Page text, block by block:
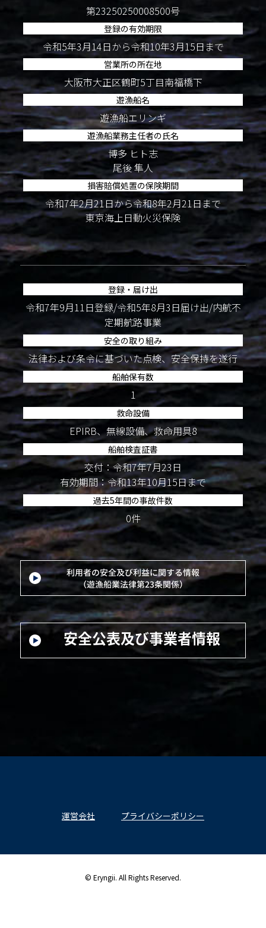
第23250250008500号
登録の有効期限
令和5年3月14日から令和10年3月15日まで
営業所の所在地
大阪市大正区鶴町5丁目南福橋下
遊漁船名
遊漁船エリンギ
遊漁船業務主任者の氏名
博多 ヒト志
尾後 隼人
損害賠償処置の保険期間
令和7年2月21日から令和8年2月21日まで
東京海上日動火災保険
登録・届け出
令和7年9月11日登録/令和5年8月3日届け出/内航不
定期航路事業
安全の取り組み
法律および条令に基づいた点検、安全保持を遂行
船舶保有数
1
救命設備
EPIRB、無線設備、救命用具8
船舶検査証書
交付：令和7年7月23日
有効期間：令和13年10月15日まで
過去5年間の事故件数
0件
運営会社 プライバシーポリシー
© Eryngii. All Rights Reserved.